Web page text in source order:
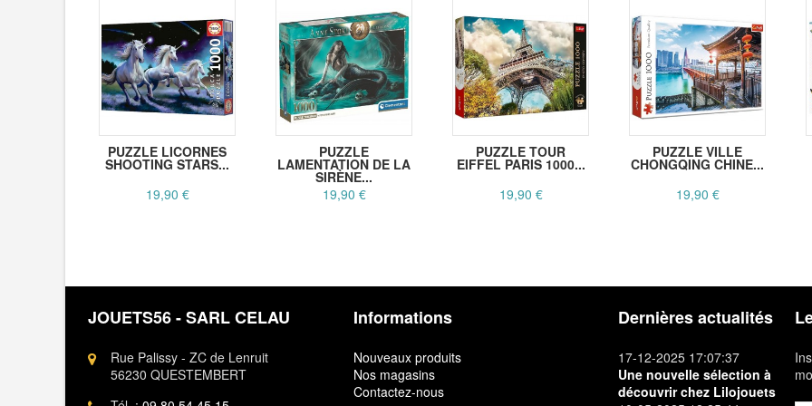
PUZZLE LICORNES
SHOOTING STARS...
19,90 €
PUZZLE
LAMENTATION DE LA
SIRÈNE...
19,90 €
PUZZLE TOUR
EIFFEL PARIS 1000...
19,90 €
PUZZLE VILLE
CHONGQING CHINE...
19,90 €
JOUETS56 - SARL CELAU
Rue Palissy - ZC de Lenruit
56230 QUESTEMBERT
Informations
Nouveaux produits
Nos magasins
Contactez-nous
Dernières actualités
17-12-2025 17:07:37
Une nouvelle sélection à
découvrir chez Lilojouets